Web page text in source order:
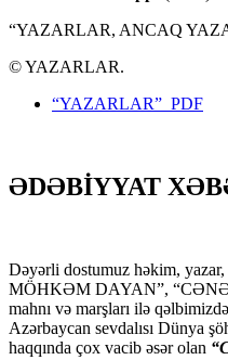
“YAZARLAR, ANCAQ
© YAZARLAR.
“YAZARLAR” PDF
ƏDƏBİYYAT
Dəyərli dostumuz həkim,
MÖHKƏM DAYAN”,
mahnı və marşları ilə
Azərbaycan sevdalısı Dünya
haqqında çox vacib əsər olan